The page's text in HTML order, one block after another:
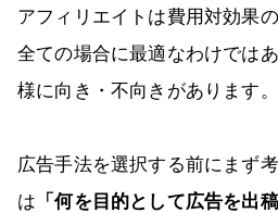
アフィリエイトは費用対効果
全ての場合に最適なわけでは
様に向き・不向きがあります。
広告手法を選択する前にまず
は 「何を目的として広告を出